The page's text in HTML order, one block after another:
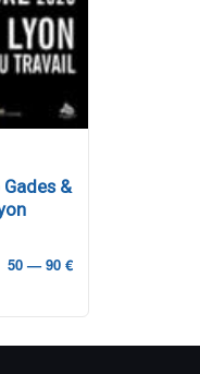
&
50 — 90 €